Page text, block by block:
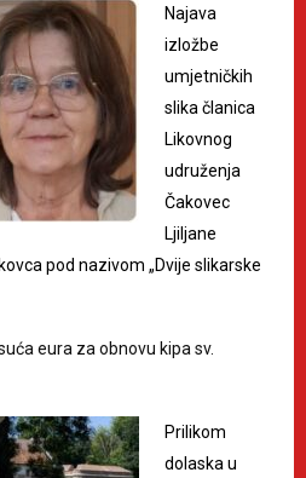
Najava
izložbe
umjetničkih
slika članica
Likovnog
udruženja
Čakovec
Ljiljane
pod nazivom „Dvije slikarske
eura za obnovu kipa sv.
Prilikom
dolaska u